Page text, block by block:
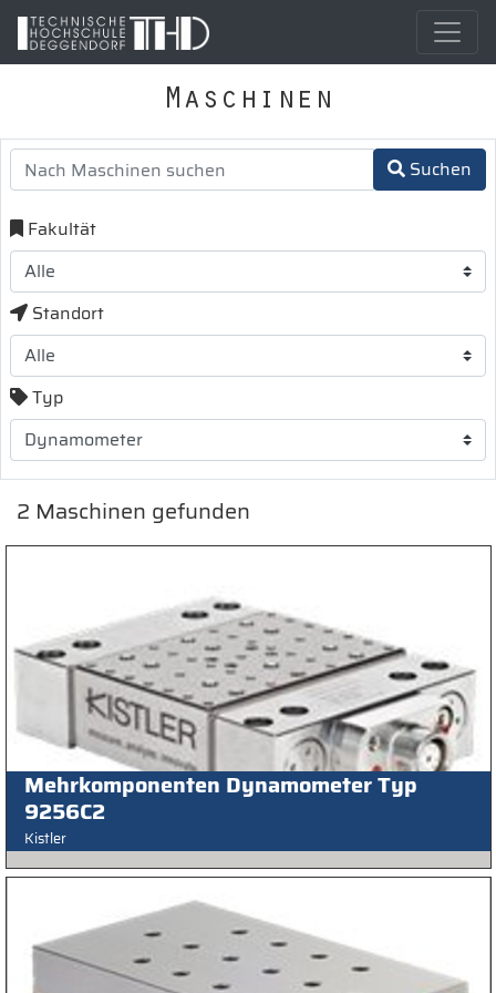
Maschinen
Suchen
Fakultät
Standort
Typ
2 Maschinen gefunden
Mehrkomponenten Dynamometer Typ
9256C2
Kistler